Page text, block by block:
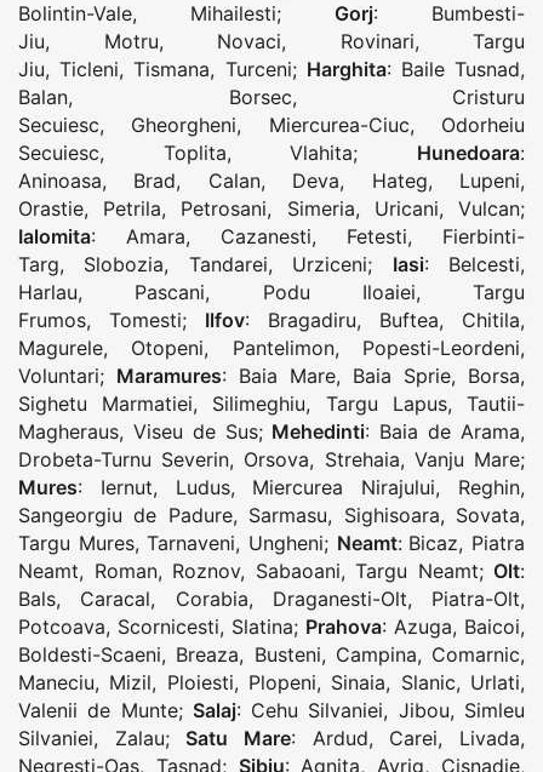
Bolintin-Vale, Mihailesti; Gorj: Bumbesti-
Jiu, Motru, Novaci, Rovinari, Targu
Jiu,Ticleni,Tismana, Turceni; Harghita: Baile Tusnad,
Balan, Borsec, Cristuru
Secuiesc, Gheorgheni, Miercurea-Ciuc, Odorheiu
Secuiesc, Toplita,Vlahita; Hunedoara:
Aninoasa, Brad, Calan, Deva, Hateg, Lupeni,
Orastie, Petrila, Petrosani, Simeria, Uricani,Vulcan;
Ialomita: Amara, Cazanesti, Fetesti, Fierbinti-
Targ, Slobozia, Tandarei, Urziceni; Iasi: Belcesti,
Harlau, Pascani, Podu Iloaiei, Targu
Frumos, Tomesti; Ilfov: Bragadiru, Buftea, Chitila,
Magurele, Otopeni, Pantelimon, Popesti-Leordeni,
Voluntari; Maramures: Baia Mare, Baia Sprie, Borsa,
Sighetu Marmatiei, Silimeghiu, Targu Lapus,Tautii-
Magheraus, Viseu de Sus; Mehedinti: Baia de Arama,
Drobeta-Turnu Severin, Orsova, Strehaia, Vanju Mare;
Mures: Iernut, Ludus, Miercurea Nirajului, Reghin,
Sangeorgiu de Padure, Sarmasu, Sighisoara, Sovata,
Targu Mures,Tarnaveni, Ungheni; Neamt: Bicaz, Piatra
Neamt, Roman, Roznov, Sabaoani, Targu Neamt; Olt:
Bals, Caracal, Corabia, Draganesti-Olt, Piatra-Olt,
Potcoava, Scornicesti, Slatina; Prahova: Azuga, Baicoi,
Boldesti-Scaeni, Breaza, Busteni, Campina, Comarnic,
Maneciu, Mizil, Ploiesti, Plopeni, Sinaia, Slanic, Urlati,
Valenii de Munte; Salaj: Cehu Silvaniei, Jibou, Simleu
Silvaniei, Zalau; Satu Mare: Ardud, Carei, Livada,
Negresti-Oas, Tasnad; Sibiu:Agnita,Avrig, Cisnadie,